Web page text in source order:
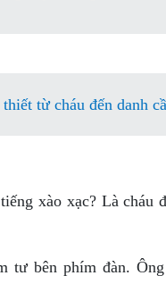
từ cháu đến danh
xào xạc? Là cháu
tư bên phím đàn.